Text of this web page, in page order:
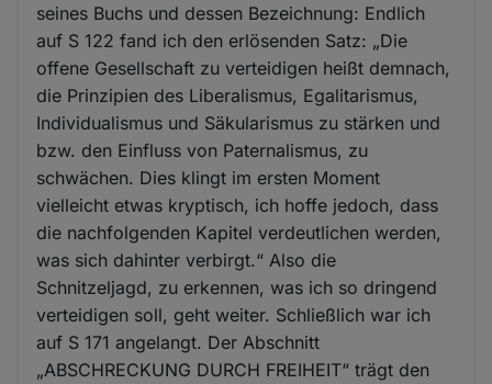
seines Buchs und dessen Bezeichnung: Endlich
auf S 122 fand ich den erlösenden Satz: „Die
offene Gesellschaft zu verteidigen heißt demnach,
die Prinzipien des Liberalismus, Egalitarismus,
Individualismus und Säkularismus zu stärken und
bzw. den Einfluss von Paternalismus, zu
schwächen. Dies klingt im ersten Moment
vielleicht etwas kryptisch, ich hoffe jedoch, dass
die nachfolgenden Kapitel verdeutlichen werden,
was sich dahinter verbirgt.“ Also die
Schnitzeljagd, zu erkennen, was ich so dringend
verteidigen soll, geht weiter. Schließlich war ich
auf S 171 angelangt. Der Abschnitt
„ABSCHRECKUNG DURCH FREIHEIT“ trägt den